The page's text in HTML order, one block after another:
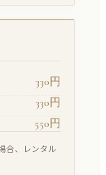
330円
330円
550円
合、レンタル